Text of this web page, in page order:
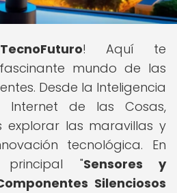
TecnoFuturo! Aquí te
mundo de las
Desde la Inteligencia
Internet de las Cosas,
explorar las maravillas y
tecnológica. En
principal "Sensores y
Silenciosos